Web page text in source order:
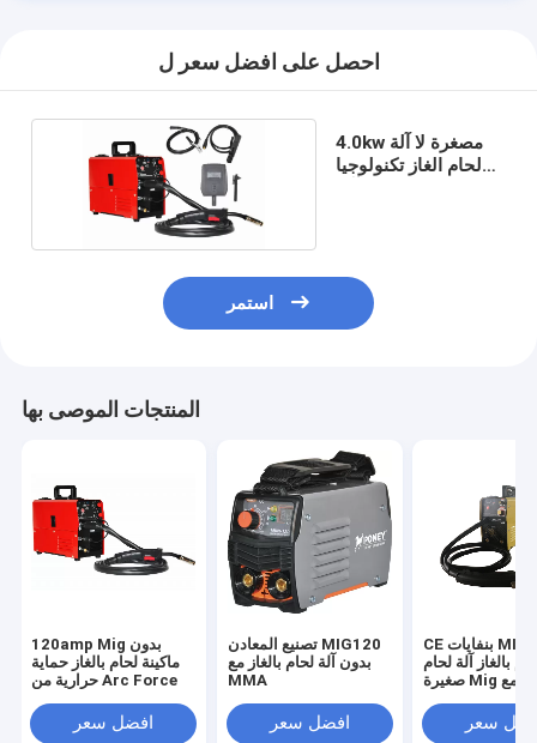
احصل على افضل سعر ل
4.0kw مصغرة لا آلة
لحام الغاز تكنولوجيا
استمر
المنتجات الموصى بها
120amp Mig بدون
ماكينة لحام بالغاز حماية
حرارية من Arc Force
افضل سعر
تصنيع المعادن MIG120
بدون آلة لحام بالغاز مع
MMA
افضل سعر
CE بنفايات MIG 120 لا
بالغاز آلة لحام
سعر